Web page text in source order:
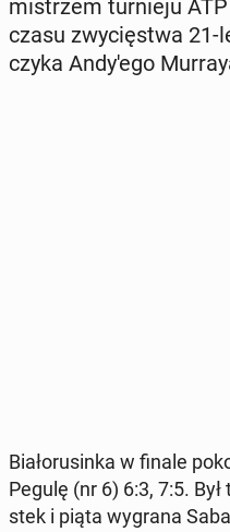
mi­strzem tur­nie­ju
czasu zwy­cię­stwa
czy­ka An­dy­'e­go
Bia­ło­ru­sin­ka w finale
Pegulę (nr 6) 6:3, 7:5.
stek i piąta wygrana